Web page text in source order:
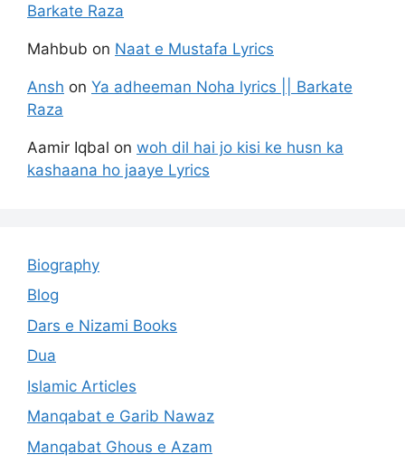
Barkate Raza
Mahbub on Naat e Mustafa Lyrics
Ansh on Ya adheeman Noha lyrics || Barkate
Raza
Aamir Iqbal on woh dil hai jo kisi ke husn ka
kashaana ho jaaye Lyrics
Biography
Blog
Dars e Nizami Books
Dua
Islamic Articles
Manqabat e Garib Nawaz
Manqabat Ghous e Azam